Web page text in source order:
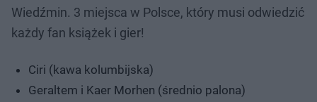
Wiedźmin. 3 miejsca w Polsce, który musi odwiedzić
każdy fan książek i gier!
Ciri (kawa kolumbijska)
Geraltem i Kaer Morhen (średnio palona)